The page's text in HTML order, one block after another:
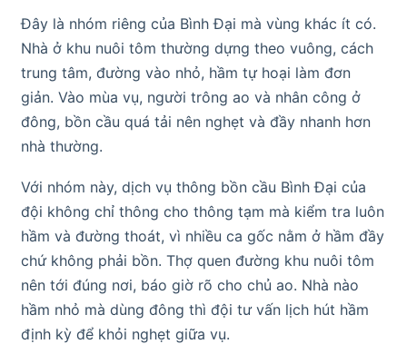
Đây là nhóm riêng của Bình Đại mà vùng khác ít có.
Nhà ở khu nuôi tôm thường dựng theo vuông, cách
trung tâm, đường vào nhỏ, hầm tự hoại làm đơn
giản. Vào mùa vụ, người trông ao và nhân công ở
đông, bồn cầu quá tải nên nghẹt và đầy nhanh hơn
nhà thường.
Với nhóm này, dịch vụ thông bồn cầu Bình Đại của
đội không chỉ thông cho thông tạm mà kiểm tra luôn
hầm và đường thoát, vì nhiều ca gốc nằm ở hầm đầy
chứ không phải bồn. Thợ quen đường khu nuôi tôm
nên tới đúng nơi, báo giờ rõ cho chủ ao. Nhà nào
hầm nhỏ mà dùng đông thì đội tư vấn lịch hút hầm
định kỳ để khỏi nghẹt giữa vụ.